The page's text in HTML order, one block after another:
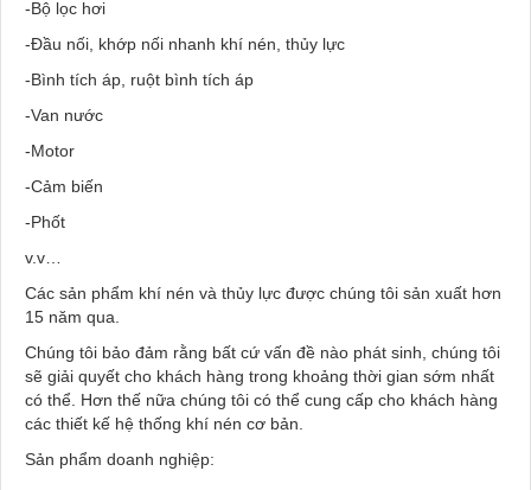
-Bộ lọc hơi
-Đầu nối, khớp nối nhanh khí nén, thủy lực
-Bình tích áp, ruột bình tích áp
-Van nước
-Motor
-Cảm biến
-Phốt
v.v…
Các sản phẩm khí nén và thủy lực được chúng tôi sản xuất hơn
15 năm qua.
Chúng tôi bảo đảm rằng bất cứ vấn đề nào phát sinh, chúng tôi
sẽ giải quyết cho khách hàng trong khoảng thời gian sớm nhất
có thể. Hơn thế nữa chúng tôi có thể cung cấp cho khách hàng
các thiết kế hệ thống khí nén cơ bản.
Sản phẩm doanh nghiệp: